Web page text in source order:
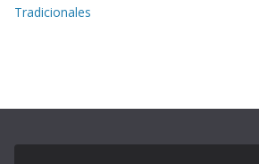
Tradicionales